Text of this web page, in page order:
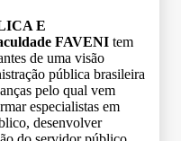
E
FAVENI tem
de uma visão
pública brasileira
pelo qual vem
especialistas em
desenvolver